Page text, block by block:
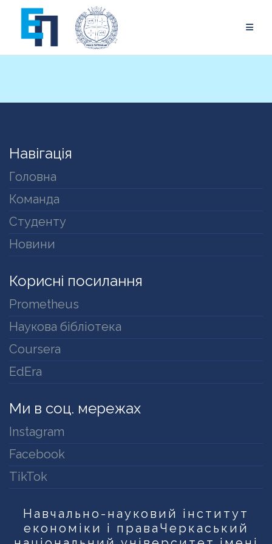
content
Навігація
Головна
Команда
Студенту
Новини
Корисні посилання
Prometheus
Наукова бібліотека
Coursera
EdEra
Ми в соц. мережах
Instagram
Facebook
TikTok
Навчально-науковий інститут
економіки і права Черкаський